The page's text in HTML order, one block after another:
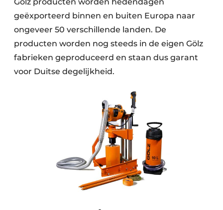
geëxporteerd binnen en buiten Europa naar
ongeveer 50 verschillende landen. De
producten worden nog steeds in de eigen Gölz
fabrieken geproduceerd en staan dus garant
voor Duitse degelijkheid.